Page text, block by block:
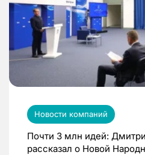
Новости компаний
Почти 3 млн идей:
рассказал о Новой